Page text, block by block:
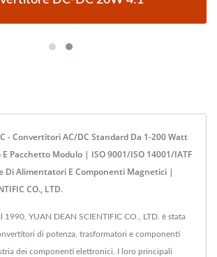
- Convertitori AC/DC Standard Da 1-200 Watt
Pacchetto Modulo | ISO 9001/ISO 14001/IATF
Di Alimentatori E Componenti Magnetici |
CO., LTD.
1990, YUAN DEAN SCIENTIFIC CO., LTD. è stata
di potenza, trasformatori e componenti
dei componenti elettronici. I loro principali